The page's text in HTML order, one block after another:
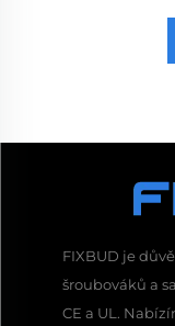
FIXBUD je
šroubováků a
CE a UL.